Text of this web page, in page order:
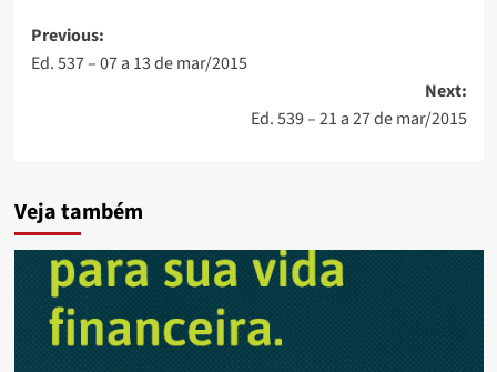
Post
navigation
Previous:
Ed. 537 – 07 a 13 de mar/2015
Next:
Ed. 539 – 21 a 27 de mar/2015
Veja também